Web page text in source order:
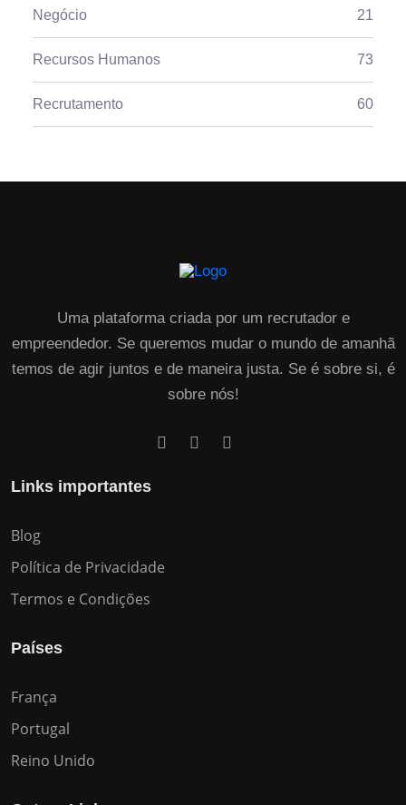
Negócio 21
Recursos Humanos 73
Recrutamento 60
Uma plataforma criada por um recrutador e
empreendedor. Se queremos mudar o mundo de amanhã
temos de agir juntos e de maneira justa. Se é sobre si, é
sobre nós!
Links importantes
Blog
Política de Privacidade
Termos e Condições
Países
França
Portugal
Reino Unido